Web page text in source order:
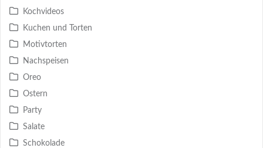
Kochvideos
Kuchen und Torten
Motivtorten
Nachspeisen
Oreo
Ostern
Party
Salate
Schokolade